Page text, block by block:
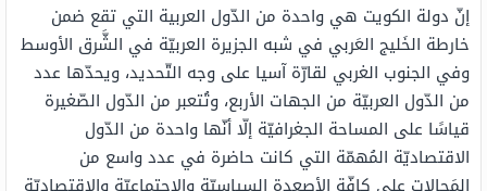
إنّ دولة الكويت هي واحدة من الدّول العربية التي تقع ضمن
خارطة الخَليج العَربي في شبه الجزيرة العربيّة في الشَّرق الأوسط
وفي الجنوب الغربي لقارّة آسيا على وجه التّحديد، ويحدّها عدد
من الدّول العربيّة من الجهات الأربع، وتُتعبر من الدّول الصّغيرة
قياسًا على المساحة الجغرافيّة إلّا أنّها واحدة من الدّول
الاقتصاديّة المُهمّة التي كانت حاضرة في عدد واسع من